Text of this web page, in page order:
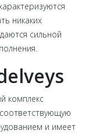
никаких
сильной
комплекс
и имеет